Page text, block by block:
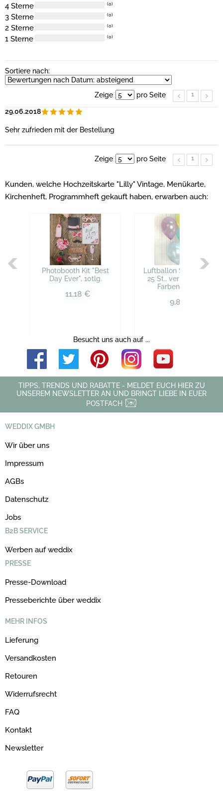
4 Sterne (0)
3 Sterne (0)
2 Sterne (0)
1 Sterne (0)
Sortiere nach:
Zeige pro Seite 1
29.06.2018
Sehr zufrieden mit der Bestellung
Zeige pro Seite 1
Kunden, welche Hochzeitskarte "Lilly" Vintage, Menükarte,
Kirchenheft, Programmheft gekauft haben, erwarben auch:
Photobooth Kit "Best
Day Ever", 10tlg.
11,18 €
Luftballon Set, pastell,
25 St., verschiedene
Farben im Set
9,84 €
Besucht uns auch auf ...
TIPPS, TRENDS UND RABATTE - MELDET EUCH HIER ZU
UNSEREM NEWSLETTER AN UND BRINGT LIEBE IN EUER
POSTFACH
WEDDIX GMBH
Wir über uns
Impressum
AGBs
Datenschutz
Jobs
B2B SERVICE
Werben auf weddix
PRESSE
Presse-Download
Presseberichte über weddix
MEHR INFOS
Lieferung
Versandkosten
Retouren
Widerrufsrecht
FAQ
Kontakt
Newsletter